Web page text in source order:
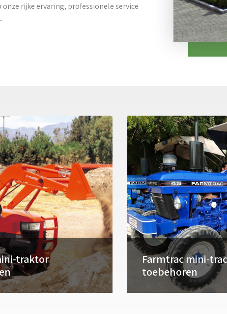
onze rijke ervaring, professionele service
traktor
Farmtrac mini-
toebehoren